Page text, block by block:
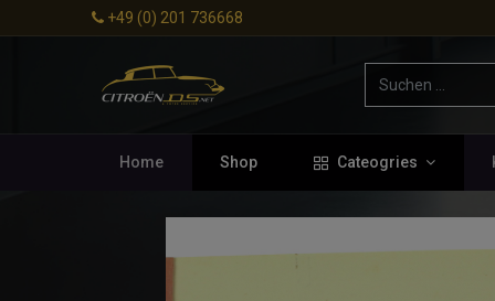
+49 (0) 201 736668
Home Shop Cateogries